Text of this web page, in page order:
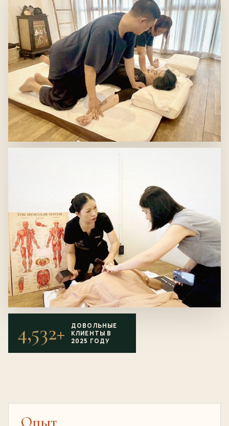
4,532+
ДОВОЛЬНЫЕ
КЛИЕНТЫ В
2025 ГОДУ
Опыт